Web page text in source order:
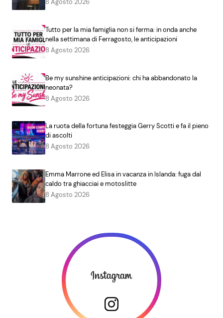
8 Agosto 2026
Tutto per la mia famiglia non si ferma: in onda anche
nella settimana di Ferragosto, le anticipazioni
8 Agosto 2026
Be my sunshine anticipazioni: chi ha abbandonato la
neonata?
8 Agosto 2026
La ruota della fortuna festeggia Gerry Scotti e fa il pieno
di ascolti
8 Agosto 2026
Emma Marrone ed Elisa in vacanza in Islanda: fuga dal
caldo tra ghiacciai e motoslitte
8 Agosto 2026